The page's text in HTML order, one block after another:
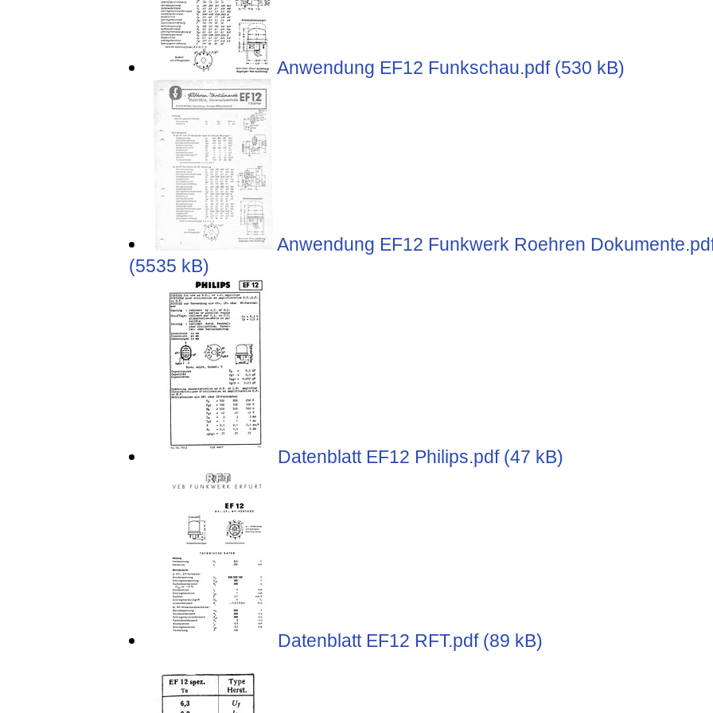
Anwendung EF12 Funkschau.pdf (530 kB)
Anwendung EF12 Funkwerk Roehren
(5535 kB)
Datenblatt EF12 Philips.pdf (47 kB)
Datenblatt EF12 RFT.pdf (89 kB)